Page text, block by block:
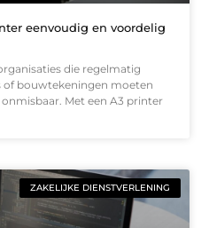
eenvoudig en voordelig
die regelmatig
bouwtekeningen moeten
Met een A3 printer
ZAKELIJKE DIENSTVERLENING